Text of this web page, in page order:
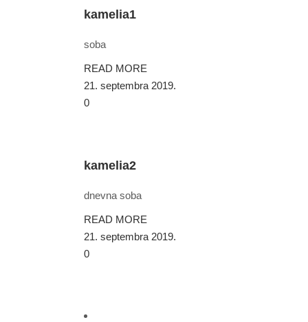
kamelia1
soba
READ MORE
21. septembra 2019.
0
kamelia2
dnevna soba
READ MORE
21. septembra 2019.
0